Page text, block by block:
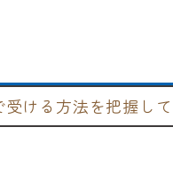
ける方法を把握し